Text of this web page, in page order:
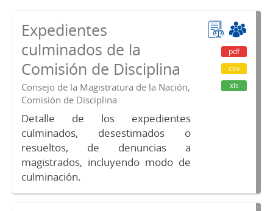
Expedientes
culminados de la
Comisión de Disciplina
Consejo de la Magistratura de la Nación,
Comisión de Disciplina
Detalle de los expedientes
culminados, desestimados o
resueltos, de denuncias a
magistrados, incluyendo modo de
culminación.
pdf
csv
xls